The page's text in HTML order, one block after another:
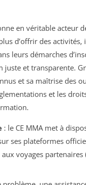
en véritable acteur
d’offrir des activités,
leurs démarches
juste et transparente.
et sa maîtrise des
et les
: le CE MMA met à
ses plateformes
voyages partenaires